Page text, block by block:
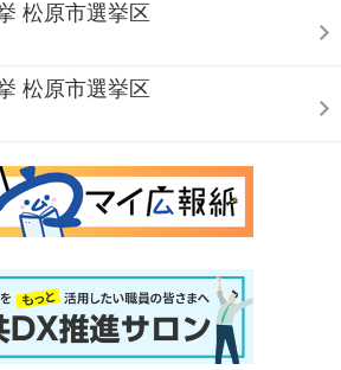
松原市選挙区
松原市選挙区